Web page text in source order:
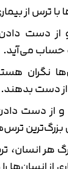
با ترس از
از دست
می‌آید.
نگران
از دست بدهند.
از دست
هر انسان،